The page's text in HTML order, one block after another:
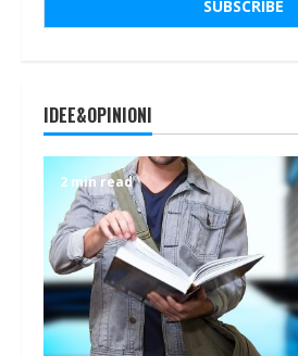
IDEE&OPINIONI
2 min read